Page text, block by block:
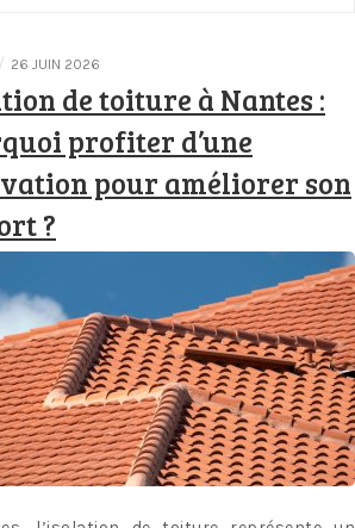
/ 26 JUIN 2026
de toiture à Nantes :
profiter d’une
pour améliorer son
?